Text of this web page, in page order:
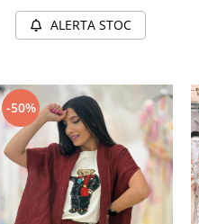
ALERTA STOC
-50%